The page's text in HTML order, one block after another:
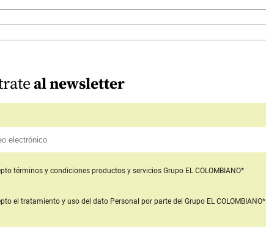
al newsletter
términos y condiciones productos y servicios Grupo EL COLOMBIANO*
el tratamiento y uso del dato Personal por parte del Grupo EL COLOMBIANO*